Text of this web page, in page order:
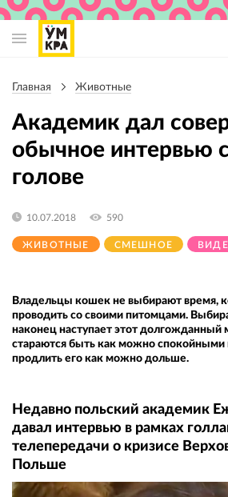
навигация
навигации
Главная Животные
Академик дал
обычное интервью
голове
ЖИВОТНЫЕ СМЕШНОЕ
10.07.2018 590
Владельцы кошек не выбирают время,
проводить со своими питомцами.
наконец наступает этот долгожданный
стараются быть как можно спокойными
продлить его как можно дольше.
Недавно польский академик
давал интервью в рамках
телепередачи о кризисе
Польше